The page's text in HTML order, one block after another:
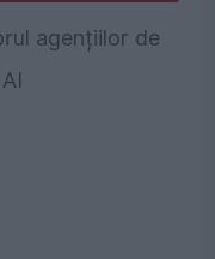
agențiilor de